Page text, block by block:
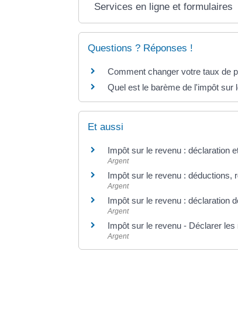
Services en ligne et formulaires
Questions ? Réponses !
Comment changer votre taux de
Quel est le barème de l'impôt sur
Et aussi
Impôt sur le revenu : déclaration
Argent
Impôt sur le revenu : déductions,
Argent
Impôt sur le revenu : déclaration
Argent
Impôt sur le revenu - Déclarer les
Argent